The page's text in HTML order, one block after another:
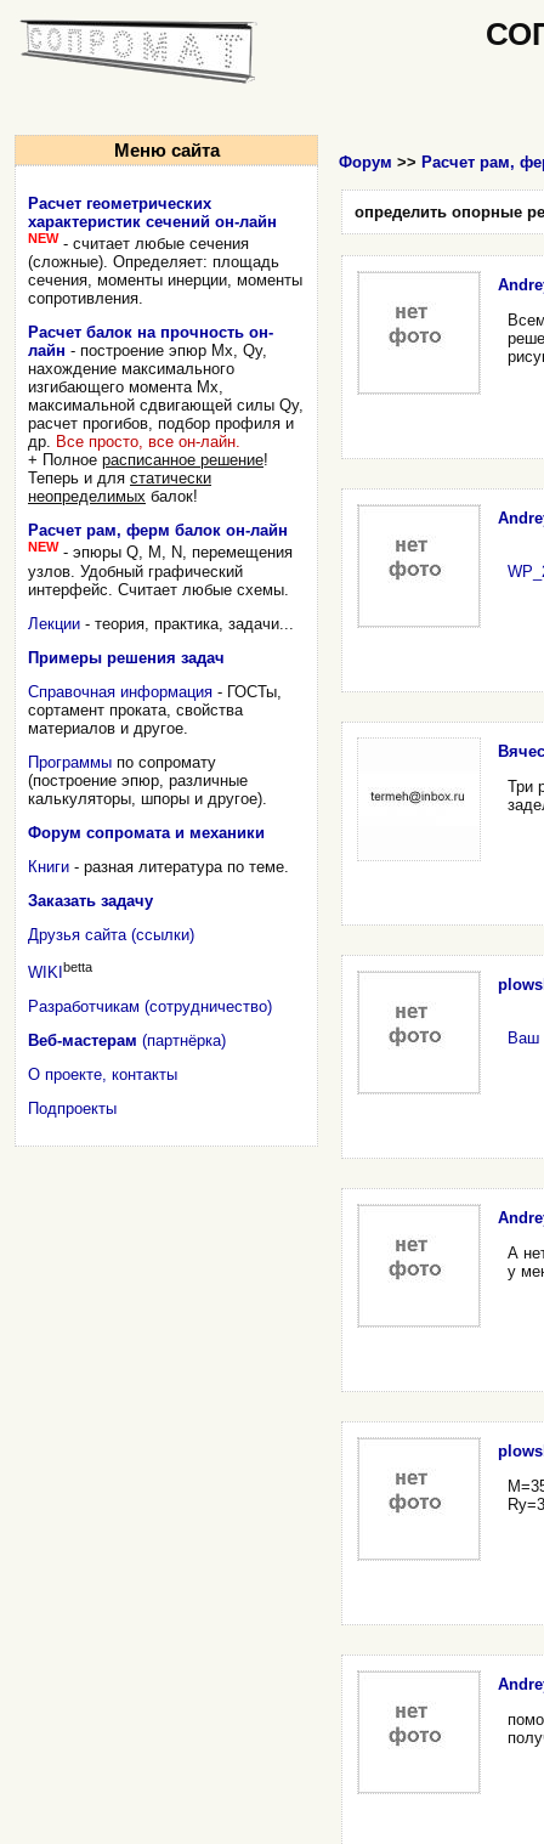
Меню сайта
Расчет геометрических
характеристик сечений он-лайн
NEW - считает любые сечения
(сложные). Определяет: площадь
сечения, моменты инерции, моменты
сопротивления.
Расчет балок на прочность он-
лайн - построение эпюр Mx, Qy,
нахождение максимального
изгибающего момента Mx,
максимальной сдвигающей силы Qy,
расчет прогибов, подбор профиля и
др. Все просто, все он-лайн.
+ Полное расписанное решение!
Теперь и для статически
неопределимых балок!
Расчет рам, ферм балок он-лайн
NEW - эпюры Q, M, N, перемещения
узлов. Удобный графический
интерфейс. Считает любые схемы.
Лекции - теория, практика, задачи...
Примеры решения задач
Справочная информация - ГОСТы,
сортамент проката, свойства
материалов и другое.
Программы по сопромату
(построение эпюр, различные
калькуляторы, шпоры и другое).
Форум сопромата и механики
Книги - разная литература по теме.
Заказать задачу
Друзья сайта (ссылки)
WIKI betta
Разработчикам (сотрудничество)
Веб-мастерам (партнёрка)
О проекте, контакты
Подпроекты
Форум >> Расчет рам,
определить опорные
Три
Ваш
А
у